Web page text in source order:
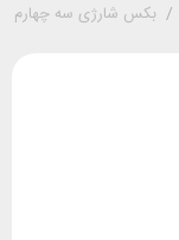
/ بکس شارژی سه چهارم زنوکس